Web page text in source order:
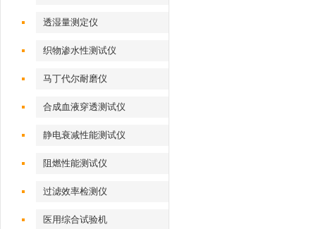
透湿量测定仪
织物渗水性测试仪
马丁代尔耐磨仪
合成血液穿透测试仪
静电衰减性能测试仪
阻燃性能测试仪
过滤效率检测仪
医用综合试验机